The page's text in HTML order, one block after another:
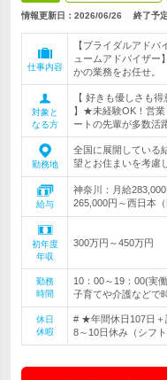
情報更新日：2026/06/26 終了予
仕事内容
【ブライダルアド
ュームアドバイザー
かの業務をお任せ。
対象と
なる方
【 好きも優しさも
】★未経験OK！営
ートの先輩が多数活
勤務地
全国に展開している
望とお住まいを考慮
給与
神奈川：月給
265,000円～西日本
初年度
年収
300万円～450万円
勤務
時間
10：00～19：00(実
子育てや介護などで
休日
休暇
# ★年間休日107日＋
8～10日休み（シフ